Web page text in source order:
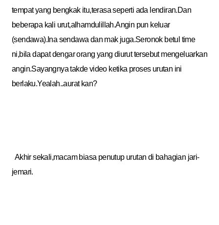
tempat yang bengkak itu,terasa seperti ada lendiran.Dan
beberapa kali urut,alhamdulillah.Angin pun keluar
(sendawa).Ina sendawa dan mak juga.Seronok betul time
ni,bila dapat dengar orang yang diurut tersebut mengeluarkan
angin.Sayangnya takde video ketika proses urutan ini
berlaku.Yealah..aurat kan?
Akhir sekali,macam biasa penutup urutan di bahagian jari-
jemari.